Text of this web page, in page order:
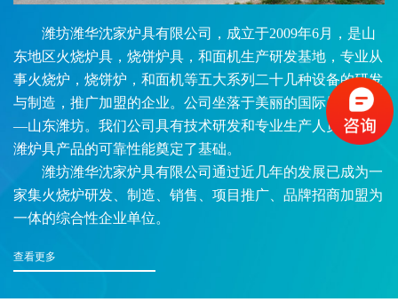
潍坊潍华沈家炉具有限公司，成立于2009年6月，是山
东地区火烧炉具，烧饼炉具，和面机生产研发基地，专业从
事火烧炉，烧饼炉，和面机等五大系列二十几种设备的研发
与制造，推广加盟的企业。公司坐落于美丽的国际风筝之都
—山东潍坊。我们公司具有技术研发和专业生产人员，为华
潍炉具产品的可靠性能奠定了基础。
潍坊潍华沈家炉具有限公司通过近几年的发展已成为一
家集火烧炉研发、制造、销售、项目推广、品牌招商加盟为
一体的综合性企业单位。
查看更多